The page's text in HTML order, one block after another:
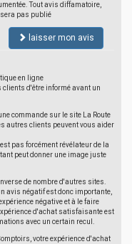
Tout avis diffamatoire,
pas publié
laisser mon avis
en ligne
d'être informé avant un
commande sur le site La Route
autres clients peuvent vous aider
pas forcément révélateur de la
peut donner une image juste
de nombre d'autres sites.
avis négatif est donc importante,
négative et à le faire
d'achat satisfaisante est
avec un certain recul.
votre expérience d'achat